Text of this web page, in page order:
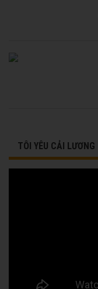
TÔI YÊU CẢI LƯƠNG